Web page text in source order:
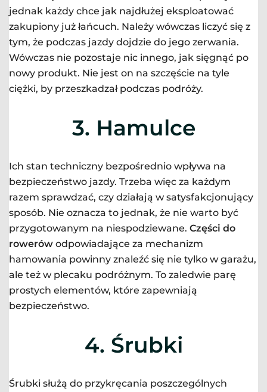
jednak każdy chce jak najdłużej eksploatować
zakupiony już łańcuch. Należy wówczas liczyć się z
tym, że podczas jazdy dojdzie do jego zerwania.
Wówczas nie pozostaje nic innego, jak sięgnąć po
nowy produkt. Nie jest on na szczęście na tyle
ciężki, by przeszkadzał podczas podróży.
3. Hamulce
Ich stan techniczny bezpośrednio wpływa na
bezpieczeństwo jazdy. Trzeba więc za każdym
razem sprawdzać, czy działają w satysfakcjonujący
sposób. Nie oznacza to jednak, że nie warto być
przygotowanym na niespodziewane. Części do
rowerów odpowiadające za mechanizm
hamowania powinny znaleźć się nie tylko w garażu,
ale też w plecaku podróżnym. To zaledwie parę
prostych elementów, które zapewniają
bezpieczeństwo.
4. Śrubki
Śrubki służą do przykręcania poszczególnych